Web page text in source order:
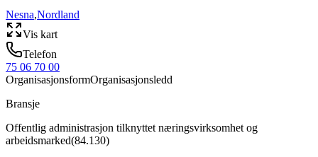
Nesna,Nordland
Vis kart
Telefon
75 06 70 00
OrganisasjonsformOrganisasjonsledd
Bransje
Offentlig administrasjon tilknyttet næringsvirksomhet og
arbeidsmarked(84.130)